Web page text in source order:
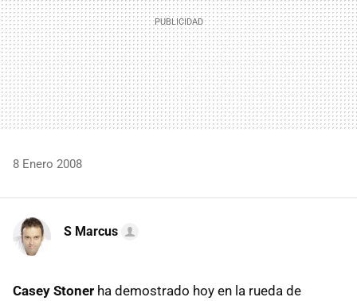
8 Enero 2008
S Marcus
Casey Stoner ha demostrado hoy en la rueda de